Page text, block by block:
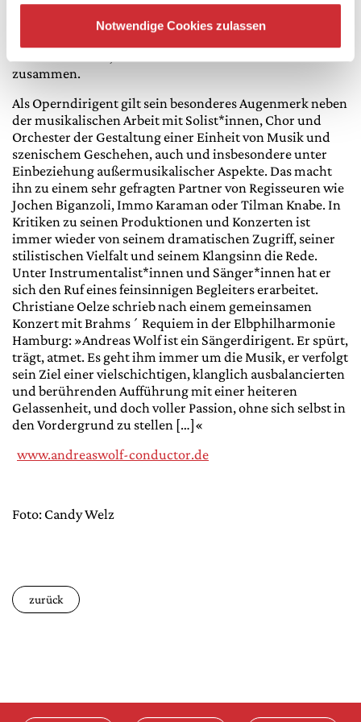
Notwendige Cookies zulassen
Nationaltheaters Mannheim, die Badische Staatskapelle
Karlsruhe oder das Georgische Kammerorchester und
zusammen.
Als Operndirigent gilt sein besonderes Augenmerk neben
der musikalischen Arbeit mit Solist*innen, Chor und
Orchester der Gestaltung einer Einheit von Musik und
szenischem Geschehen, auch und insbesondere unter
Einbeziehung außermusikalischer Aspekte. Das macht
ihn zu einem sehr gefragten Partner von Regisseuren wie
Jochen Biganzoli, Immo Karaman oder Tilman Knabe. In
Kritiken zu seinen Produktionen und Konzerten ist
immer wieder von seinem dramatischen Zugriff, seiner
stilistischen Vielfalt und seinem Klangsinn die Rede.
Unter Instrumentalist*innen und Sänger*innen hat er
sich den Ruf eines feinsinnigen Begleiters erarbeitet.
Christiane Oelze schrieb nach einem gemeinsamen
Konzert mit Brahms´ Requiem in der Elbphilharmonie
Hamburg: »Andreas Wolf ist ein Sängerdirigent. Er spürt,
trägt, atmet. Es geht ihm immer um die Musik, er verfolgt
sein Ziel einer vielschichtigen, klanglich ausbalancierten
und berührenden Aufführung mit einer heiteren
Gelassenheit, und doch voller Passion, ohne sich selbst in
den Vordergrund zu stellen […]«
www.andreaswolf-conductor.de
Foto: Candy Welz
zurück